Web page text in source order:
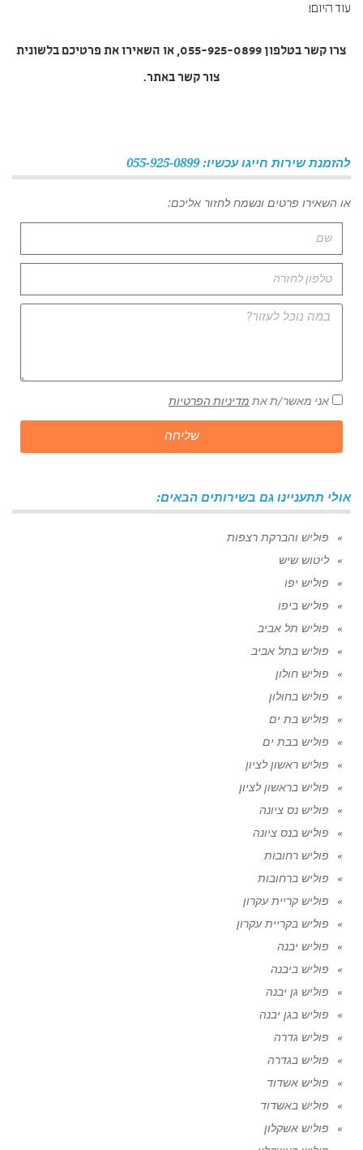
עוד היום!
צרו קשר בטלפון 055-925-0899, או השאירו את פרטיכם בלשונית
צור קשר באתר.
להזמנת שירות חייגו עכשיו: 055-925-0899
או השאירו פרטים ונשמח לחזור אליכם:
אני מאשר/ת את מדיניות הפרטיות
שליחה
אולי תתעניינו גם בשירותים הבאים:
פוליש והברקת רצפות
ליטוש שיש
פוליש יפו
פוליש ביפו
פוליש תל אביב
פוליש בתל אביב
פוליש חולון
פוליש בחולון
פוליש בת ים
פוליש בבת ים
פוליש ראשון לציון
פוליש בראשון לציון
פוליש נס ציונה
פוליש בנס ציונה
פוליש רחובות
פוליש ברחובות
פוליש קריית עקרון
פוליש בקריית עקרון
פוליש יבנה
פוליש ביבנה
פוליש גן יבנה
פוליש בגן יבנה
פוליש גדרה
פוליש בגדרה
פוליש אשדוד
פוליש באשדוד
פוליש אשקלון